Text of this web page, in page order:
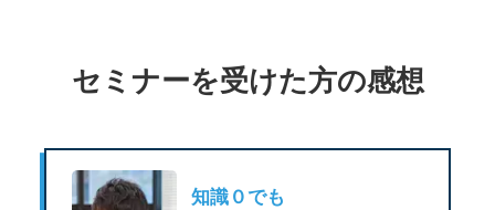
セミナーを受けた方の感想
知識０でも